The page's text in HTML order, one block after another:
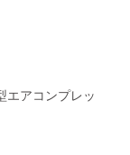
エアコンプレッ